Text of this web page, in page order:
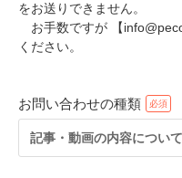
をお送りできません。
お手数ですが 【
ください。
お問い合わせの種類
記事・動画の内容について